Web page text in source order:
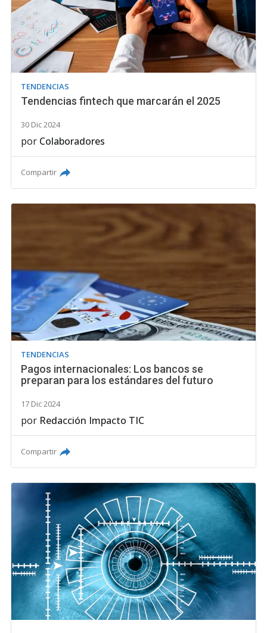
TENDENCIAS
Tendencias fintech que marcarán el 2025
30 Dic 2024
por Colaboradores
Compartir
TENDENCIAS
Pagos internacionales: Los bancos se
preparan para los estándares del futuro
17 Dic 2024
por Redacción Impacto TIC
Compartir